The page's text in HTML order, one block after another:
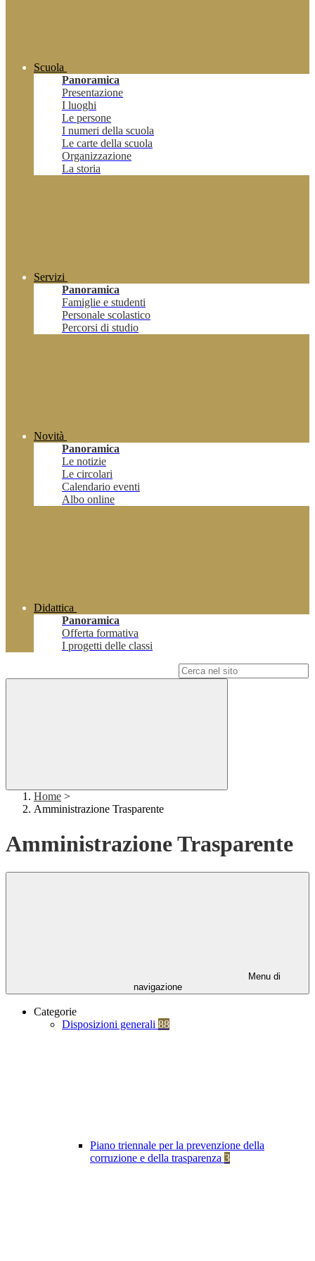
Scuola
Panoramica
Presentazione
I luoghi
Le persone
I numeri della scuola
Le carte della scuola
Organizzazione
La storia
Servizi
Panoramica
Famiglie e studenti
Personale scolastico
Percorsi di studio
Novità
Panoramica
Le notizie
Le circolari
Calendario eventi
Albo online
Didattica
Panoramica
Offerta formativa
I progetti delle classi
Home >
Amministrazione Trasparente
Amministrazione Trasparente
Menu di
navigazione
Categorie
Disposizioni generali 88
Piano triennale per la prevenzione della
corruzione e della trasparenza 3